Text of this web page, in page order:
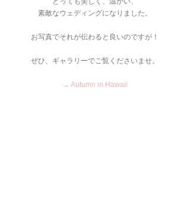
素敵なウェディングになりました。
お写真でそれが伝わると良いのですが！
ぜひ、ギャラリーでご覧くださいませ。
→ Autumn in Hawaii